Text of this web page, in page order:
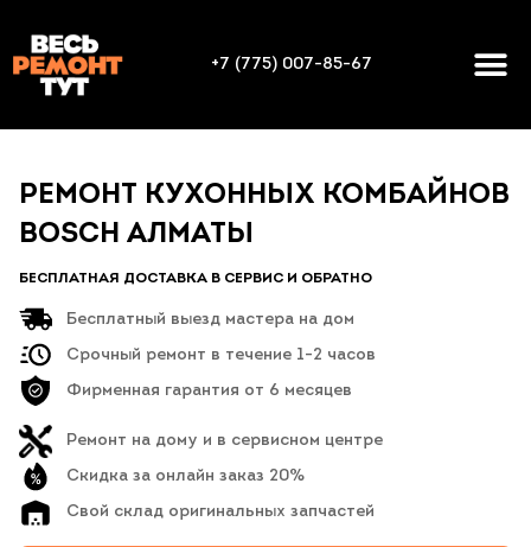
+7 (775) 007-85-67
РЕМОНТ КУХОННЫХ КОМБАЙНОВ
BOSCH АЛМАТЫ
БЕСПЛАТНАЯ ДОСТАВКА В СЕРВИС И ОБРАТНО
Бесплатный выезд мастера на дом
Срочный ремонт в течение 1-2 часов
Фирменная гарантия от 6 месяцев
Ремонт на дому и в сервисном центре
Скидка за онлайн заказ 20%
Свой склад оригинальных запчастей